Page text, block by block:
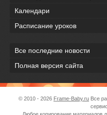
Календари
Расписание уроков
Все последние новости
Полная версия сайта
© 2010 - 2026 Frame-Baby.ru Все
Любое копирование материалов